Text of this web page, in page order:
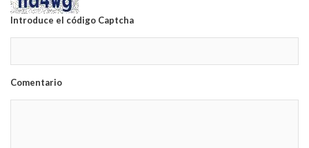
Introduce el código Captcha
Comentario